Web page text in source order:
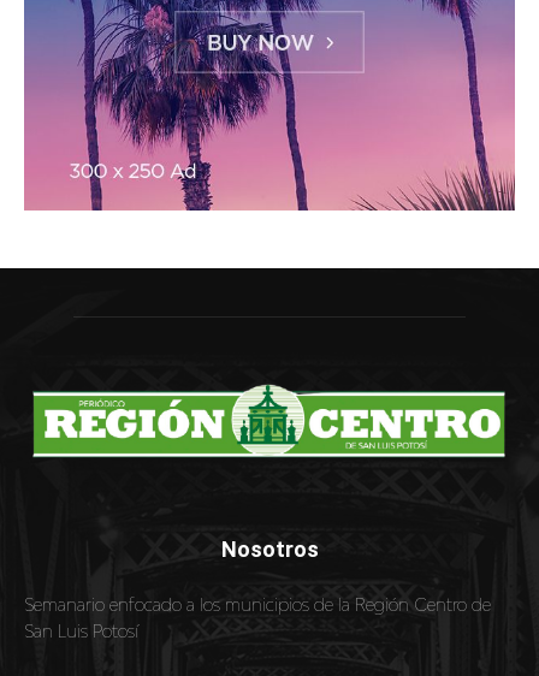
Nosotros
Semanario enfocado a los municipios de la Región Centro de
San Luis Potosí